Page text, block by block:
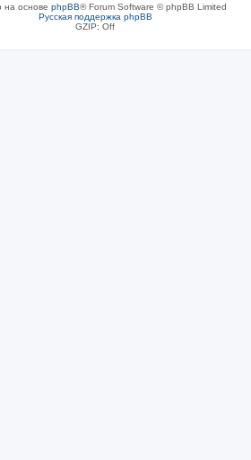
на основе phpBB® Forum Software © phpBB Limited
Русская поддержка phpBB
GZIP: Off